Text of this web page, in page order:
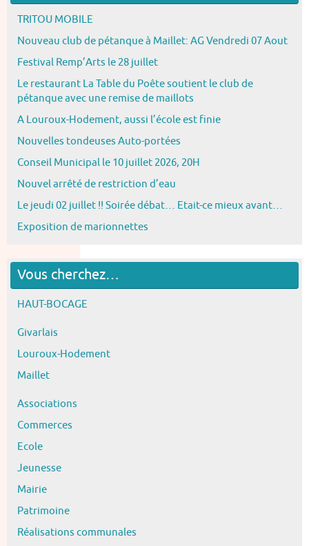
TRITOU MOBILE
Nouveau club de pétanque à Maillet: AG Vendredi 07 Aout
Festival Remp’Arts le 28 juillet
Le restaurant La Table du Poête soutient le club de
pétanque avec une remise de maillots
A Louroux-Hodement, aussi l’école est finie
Nouvelles tondeuses Auto-portées
Conseil Municipal le 10 juillet 2026, 20H
Nouvel arrêté de restriction d’eau
Le jeudi 02 juillet !! Soirée débat… Etait-ce mieux avant…
Exposition de marionnettes
Vous cherchez…
HAUT-BOCAGE
Givarlais
Louroux-Hodement
Maillet
Associations
Commerces
Ecole
Jeunesse
Mairie
Patrimoine
Réalisations communales